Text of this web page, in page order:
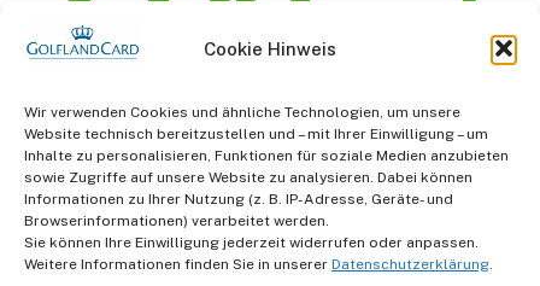
Cookie Hinweis
Wir verwenden Cookies und ähnliche Technologien, um unsere
Website technisch bereitzustellen und – mit Ihrer Einwilligung – um
Inhalte zu personalisieren, Funktionen für soziale Medien anzubieten
sowie Zugriffe auf unsere Website zu analysieren. Dabei können
Informationen zu Ihrer Nutzung (z. B. IP-Adresse, Geräte- und
Browserinformationen) verarbeitet werden.
Sie können Ihre Einwilligung jederzeit widerrufen oder anpassen.
Weitere Informationen finden Sie in unserer Datenschutzerklärung.
Information
AGB
Datenschutz
Impressum